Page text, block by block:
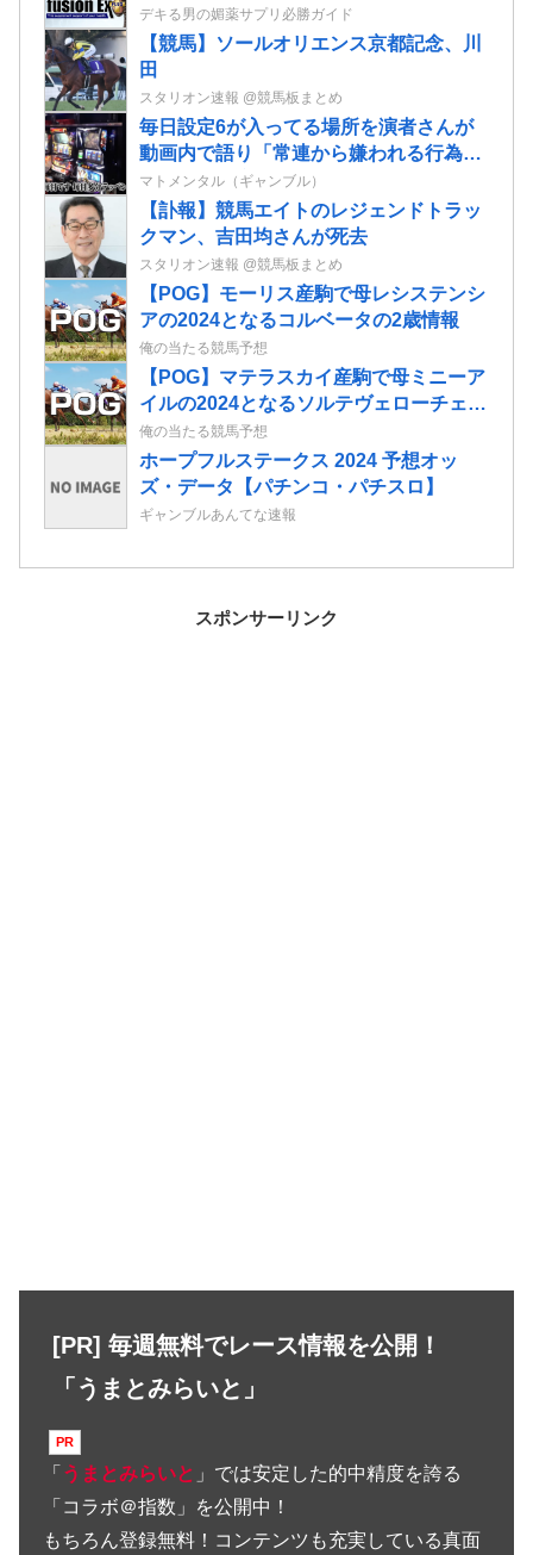
イント
デキる男の媚薬サプリ必勝ガイド
【競馬】ソールオリエンス京都記念、川
田
スタリオン速報 @競馬板まとめ
毎日設定6が入ってる場所を演者さんが
動画内で語り「常連から嫌われる行為で
は？」と物議
マトメンタル（ギャンブル）
【訃報】競馬エイトのレジェンドトラッ
クマン、吉田均さんが死去
スタリオン速報 @競馬板まとめ
【POG】モーリス産駒で母レシステンシ
アの2024となるコルベータの2歳情報
俺の当たる競馬予想
【POG】マテラスカイ産駒で母ミニーア
イルの2024となるソルテヴェローチェの
2歳情報
俺の当たる競馬予想
ホープフルステークス 2024 予想オッ
ズ・データ【パチンコ・パチスロ】
ギャンブルあんてな速報
スポンサーリンク
[PR] 毎週無料でレース情報を公開！
「うまとみらいと」
「 うまとみらいと 」では安定した的中精度を誇る
「コラボ＠指数」を公開中！
もちろん登録無料！コンテンツも充実している真面